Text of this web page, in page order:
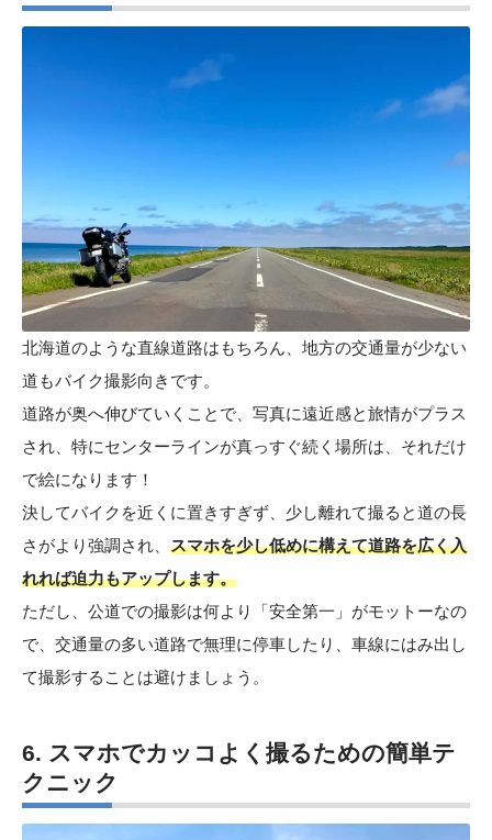
北海道のような直線道路はもちろん、地方の交通量が少ない
道もバイク撮影向きです。
道路が奥へ伸びていくことで、写真に遠近感と旅情がプラス
され、特にセンターラインが真っすぐ続く場所は、それだけ
で絵になります！
決してバイクを近くに置きすぎず、少し離れて撮ると道の長
さがより強調され、 スマホを少し低めに構えて道路を広く入
れれば迫力もアップします。
ただし、公道での撮影は何より「安全第一」がモットーなの
で、交通量の多い道路で無理に停車したり、車線にはみ出し
て撮影することは避けましょう。
6. スマホでカッコよく撮るための簡単テ
クニック